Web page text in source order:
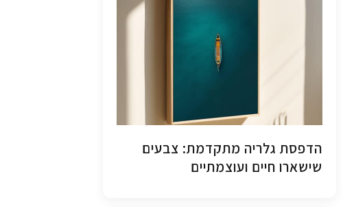
הדפסת גלריה מתקדמת: צבעים
שישארו חיים ועוצמתיים